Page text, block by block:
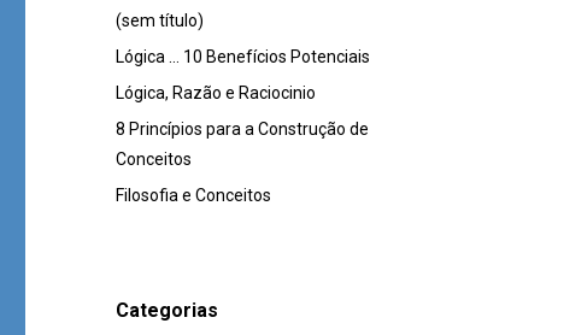
(sem título)
Lógica … 10 Benefícios Potenciais
Lógica, Razão e Raciocinio
8 Princípios para a Construção de
Conceitos
Filosofia e Conceitos
Categorias